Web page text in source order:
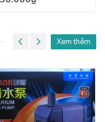
Xem thêm